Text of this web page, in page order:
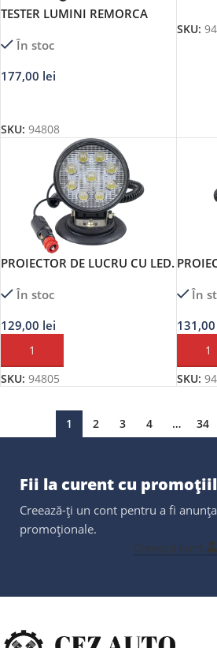
TESTER LUMINI REMORCA
În stoc
177,00 lei
SKU: 94808
SKU:
PROIECTOR DE LUCRU CU LED.
CONCENTRATA. BAZA
În stoc
129,00 lei
ADAUGĂ ÎN COȘ
SKU: 94805
În
131,00
SKU:
1 2 3 4 … 34
Fii la curent cu
Creează-ți un cont pentru a fi
promoționale.
Creează cont